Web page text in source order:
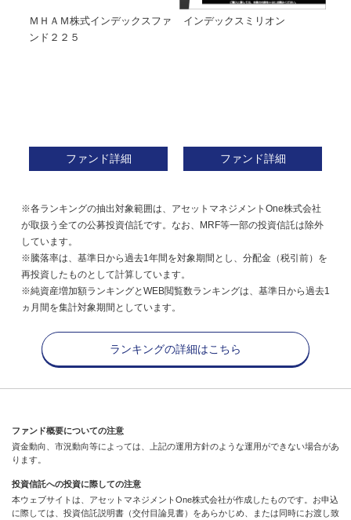
ＭＨＡＭ株式インデックスファ
ンド２２５
ファンド詳細
インデックスミリオン
ファンド詳細
※各ランキングの抽出対象範囲は、アセットマネジメントOne株式会社
が取扱う全ての公募投資信託です。なお、MRF等一部の投資信託は除外
しています。
※騰落率は、基準日から過去1年間を対象期間とし、分配金（税引前）を
再投資したものとして計算しています。
※純資産増加額ランキングとWEB閲覧数ランキングは、基準日から過去1
ヵ月間を集計対象期間としています。
ランキングの詳細はこちら
ファンド概要についての注意
資金動向、市況動向等によっては、上記の運用方針のような運用ができない場合があ
ります。
投資信託への投資に際しての注意
本ウェブサイトは、アセットマネジメントOne株式会社が作成したものです。お申込
に際しては、投資信託説明書（交付目論見書）をあらかじめ、または同時にお渡し致